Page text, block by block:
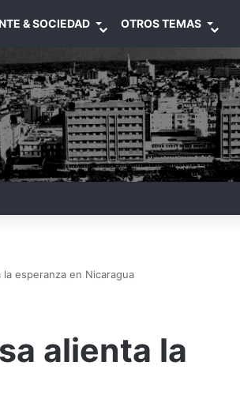
& SOCIEDAD OTROS TEMAS
esperanza en Nicaragua
alienta la